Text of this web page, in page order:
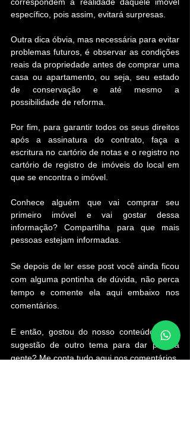
específico, pois assim, evitará surpresas.
Outra dica óbvia, mas necessária para evitar
problemas futuros, é observar as condições
reais da propriedade antes de comprar uma
casa ou apartamento, ou seja, seu estado
de conservação e até mesmo a
possibilidade de reforma.
Por fim, para garantir todos os seus direitos
após a assinatura do contrato, faça a
escritura no cartório de notas e o registro no
cartório de registro de imóveis do local em
que se encontra o imóvel.
Conhece alguém que vai comprar seu
primeiro imóvel e vai gostar dessa
informação? Compartilha para que mais
pessoas estejam informadas.
Se depois de ler esse post você ainda ficou
com alguma pontinha de dúvida, não perca
tempo e comente ela aqui embaixo nos
comentários.
E então, gostou do nosso conteúdo? Tem
sugestão de outro tema para dar para a
gente? Me conta tudo aqui nos comentários.